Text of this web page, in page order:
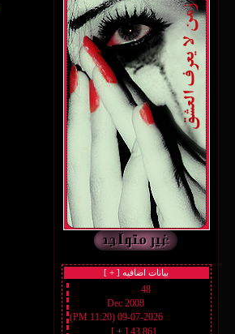
بيانات اضافيه [ +
]
48
تاريخ التسجيل :Dec 2008
أخر زيارة :2026-07-09 (11:20 PM)